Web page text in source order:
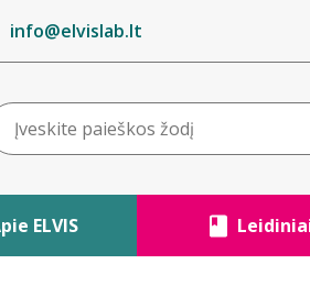
info@elvislab.lt
ELVIS